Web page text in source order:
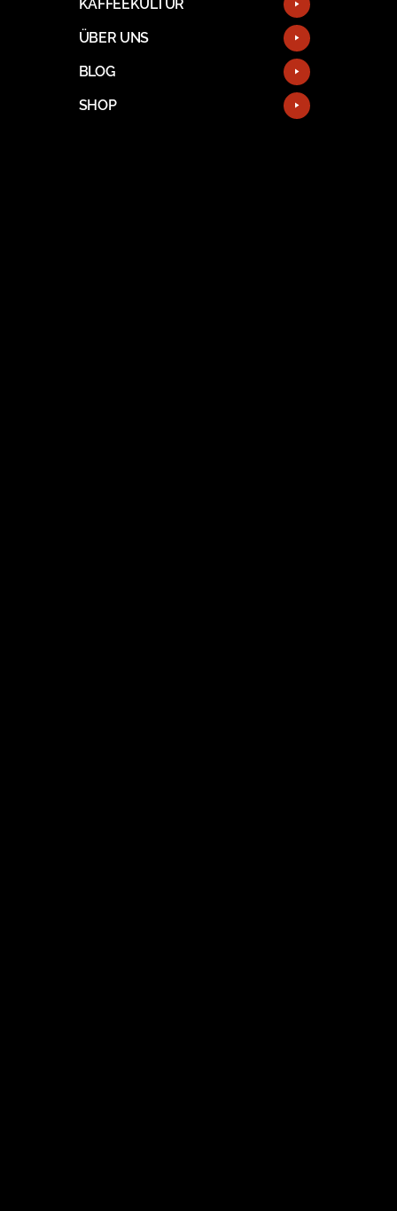
KAFFEEKULTUR
ÜBER UNS
BLOG
SHOP